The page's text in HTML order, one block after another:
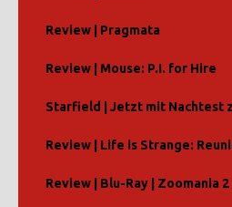
Review | Pragmata
Review | Mouse: P.I. for Hire
Starfield | Jetzt mit Nachtest
Review | Life is Strange:
Review | Blu-Ray | Zoomania 2